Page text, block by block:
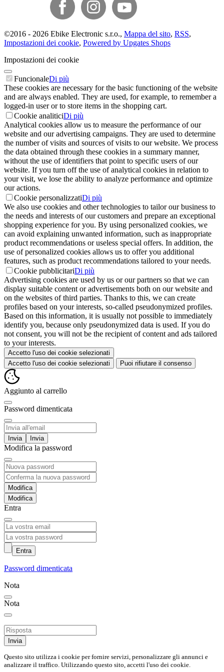
©2016 - 2026 Ebike Electronic s.r.o., Mappa del sito, RSS,
Impostazioni dei cookie, Powered by Upgates Shops
Impostazioni dei cookie
FuncionaleDi più
These cookies are necessary for the basic functioning of the website
and are always enabled. They are used, for example, to remember a
logged-in user or to store items in the shopping cart.
Cookie analiticiDi più
Analytical cookies allow us to measure the performance of our
website and our advertising campaigns. They are used to determine
the number of visits and sources of visits to our website. We process
the data obtained through these cookies in a summary manner,
without the use of identifiers that point to specific users of our
website. If you turn off the use of analytical cookies in relation to
your visit, we lose the ability to analyze performance and optimize
our actions.
Cookie personalizzatiDi più
We also use cookies and other technologies to tailor our business to
the needs and interests of our customers and prepare an exceptional
shopping experience for you. By using personalized cookies, we
can avoid explaining unwanted information, such as inappropriate
product recommendations or useless special offers. In addition, the
use of personalized cookies allows us to offer you additional
features, such as product recommendations tailored to your needs.
Cookie pubblicitariDi più
Advertising cookies are used by us or our partners so that we can
display suitable content or advertisements both on our website and
on the websites of third parties. Thanks to this, we can create
profiles based on your interests, so-called pseudonymized profiles.
Based on this information, it is usually not possible to immediately
identify you, because only pseudonymized data is used. If you do
not consent, you will not be the recipient of content and ads tailored
to your interests.
Accetto l'uso dei cookie selezionati
Accetto l'uso dei cookie selezionati
Puoi rifiutare il consenso
Aggiunto al carrello
Password dimenticata
Invia
Modifica la password
Modifica
Entra
Entra
Password dimenticata
Nota
Nota
Invia
Questo sito utilizza i cookie per fornire servizi, personalizzare gli annunci e
analizzare il traffico. Utilizzando questo sito, accetti l'uso dei cookie.